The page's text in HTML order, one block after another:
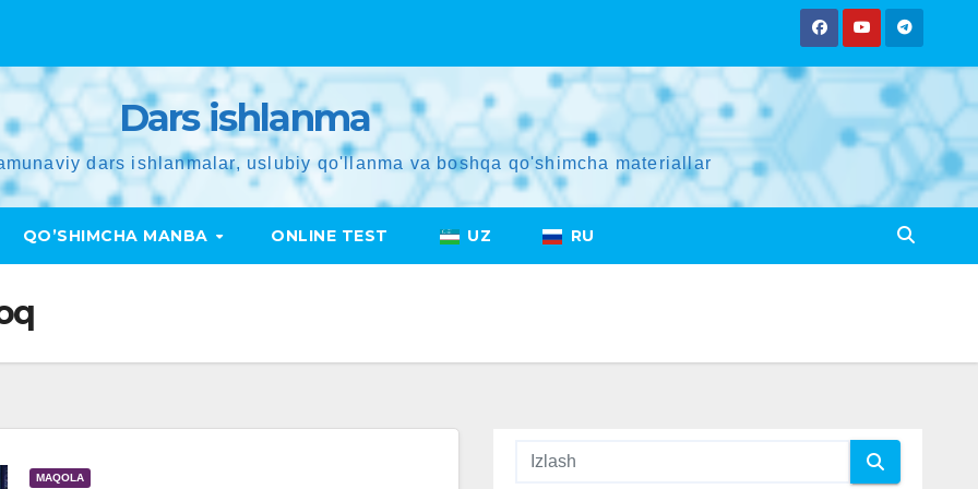
Dars ishlanma
dars ishlanmalar, uslubiy qo'llanma va boshqa qo'shimcha materiallar
QO’SHIMCHA MANBA ONLINE TEST UZ RU
MAQOLA